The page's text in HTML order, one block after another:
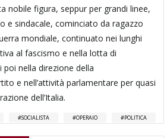
nobile figura, seppur per grandi linee,
e sindacale, cominciato da ragazzo
mondiale, continuato nei lunghi
al fascismo e nella lotta di
nella direzione della
e nell’attività parlamentare per quasi
dell’Italia.
SOCIALISTA OPERAIO POLITICA